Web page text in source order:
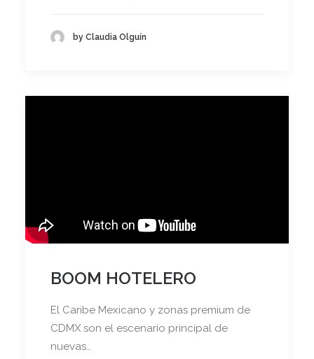
by Claudia Olguín
BOOM HOTELERO
El Caribe Mexicano y zonas premium de
CDMX son el escenario principal de
nuevas…